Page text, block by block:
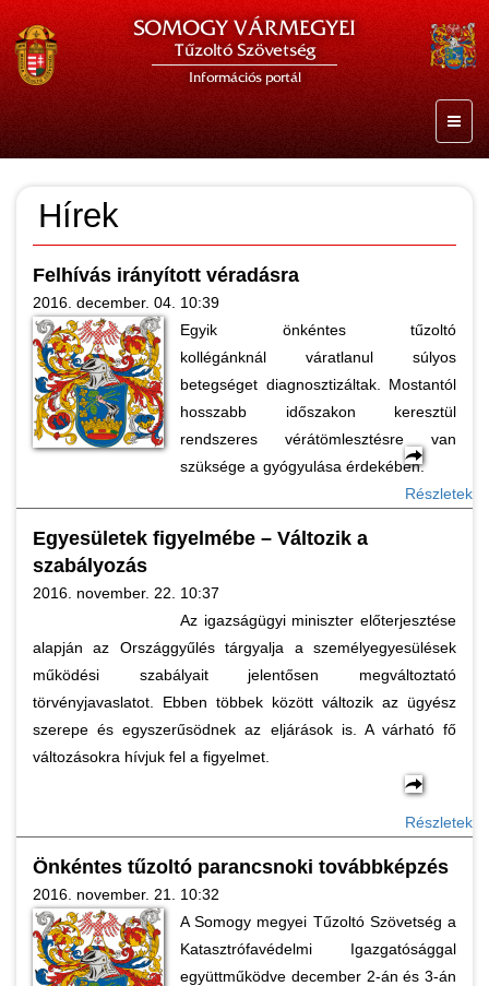
SOMOGY VÁRMEGYEI
Tűzoltó Szövetség
Információs portál
Hírek
Felhívás irányított véradásra
2016. december. 04. 10:39
Egyik önkéntes tűzoltó
kollégánknál váratlanul súlyos
betegséget diagnosztizáltak. Mostantól
hosszabb időszakon keresztül
rendszeres vérátömlesztésre van
szüksége a gyógyulása érdekében.
Részletek
Egyesületek figyelmébe – Változik a
szabályozás
2016. november. 22. 10:37
Az igazságügyi miniszter előterjesztése
alapján az Országgyűlés tárgyalja a személyegyesülések
működési szabályait jelentősen megváltoztató
törvényjavaslatot. Ebben többek között változik az ügyész
szerepe és egyszerűsödnek az eljárások is. A várható fő
változásokra hívjuk fel a figyelmet.
Részletek
Önkéntes tűzoltó parancsnoki továbbképzés
2016. november. 21. 10:32
A Somogy megyei Tűzoltó Szövetség a
Katasztrófavédelmi Igazgatósággal
együttműködve december 2-án és 3-án